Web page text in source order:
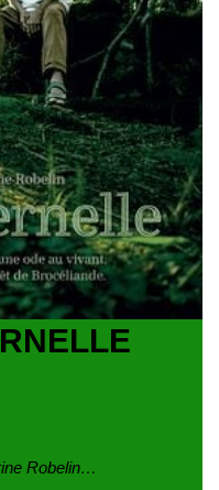
Robelin…